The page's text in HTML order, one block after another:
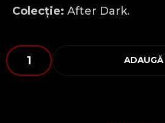
Colecție: After Dark.
Cantitate
THANKS
FOR
ADAUGĂ